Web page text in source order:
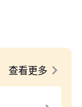
查看更多